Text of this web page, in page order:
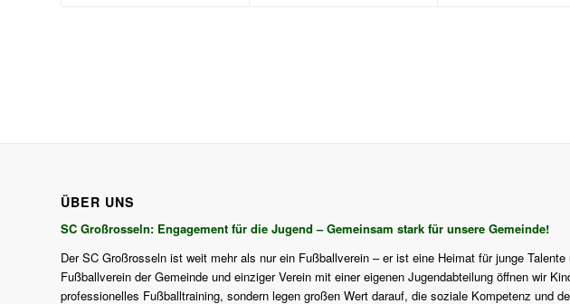
ÜBER UNS
SC Großrosseln: Engagement für die Jugend – Gemeinsam stark für unsere Gemeinde!
Der SC Großrosseln ist weit mehr als nur ein Fußballverein – er ist eine Heimat für junge
Fußballverein der Gemeinde und einziger Verein mit einer eigenen Jugendabteilung öffnen wir
professionelles Fußballtraining, sondern legen großen Wert darauf, die soziale Kompetenz und